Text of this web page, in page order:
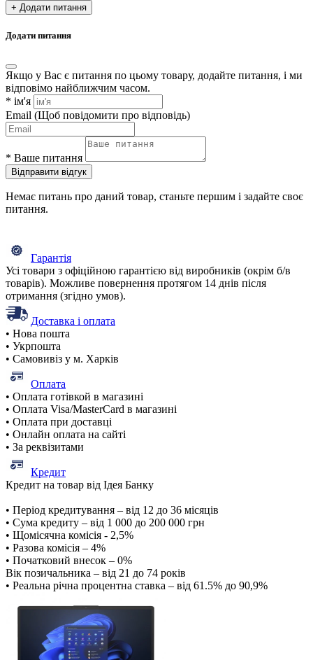
+ Додати питання
Додати питання
Якщо у Вас є питання по цьому товару, додайте питання, і ми
відповімо найближчим часом.
* ім'я
Email (Щоб повідомити про відповідь)
* Ваше питання
Відправити відгук
Немає питань про даний товар, станьте першим і задайте своє
питання.
Гарантія
Усі товари з офіційною гарантією від виробників (окрім б/в
товарів). Можливе повернення протягом 14 днів після
отримання (згідно умов).
Доставка і оплата
• Нова пошта
• Укрпошта
• Самовивіз у м. Харків
Оплата
• Оплата готівкой в магазині
• Оплата Visa/MasterCard в магазині
• Оплата при доставці
• Онлайн оплата на сайті
• За реквізитами
Кредит
Кредит на товар від Ідея Банку
• Період кредитування – від 12 до 36 місяців
• Сума кредиту – від 1 000 до 200 000 грн
• Щомісячна комісія - 2,5%
• Разова комісія – 4%
• Початковий внесок – 0%
Вік позичальника – від 21 до 74 років
• Реальна річна процентна ставка – від 61.5% до 90,9%